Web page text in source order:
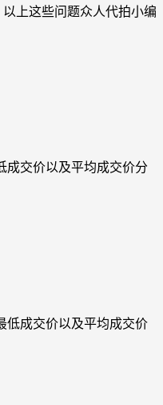
上这些问题众人代拍小编
成交价以及平均成交价分
低成交价以及平均成交价